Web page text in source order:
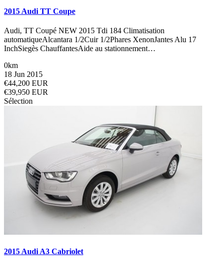
2015 Audi TT Coupe
Audi, TT Coupé NEW 2015 Tdi 184 Climatisation
automatiqueAlcantara 1/2Cuir 1/2Phares XenonJantes Alu 17
InchSiegès ChauffantesAide au stationnement…
0km
18 Jun 2015
€44,200 EUR
€39,950 EUR
Sélection
2015 Audi A3 Cabriolet